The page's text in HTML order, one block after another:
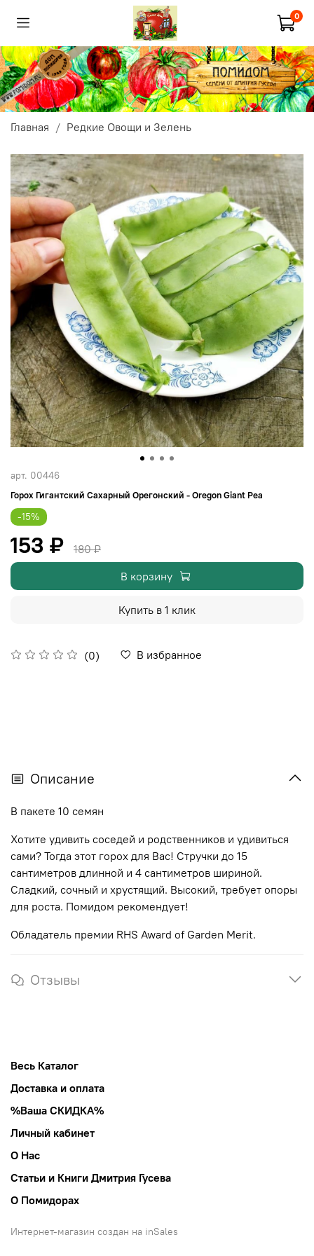
0
Главная Редкие Овощи и Зелень
арт. 00446
Горох Гигантский Сахарный Орегонский - Oregon Giant Pea
(0) В избранное
-15%
153 ₽
180 ₽
В корзину
Купить в 1 клик
Описание
В пакете 10 семян
Хотите удивить соседей и родственников и удивиться
сами? Тогда этот горох для Вас! Стручки до 15
сантиметров длинной и 4 сантиметров шириной.
Сладкий, сочный и хрустящий. Высокий, требует опоры
для роста. Помидом рекомендует!
Обладатель премии RHS Award of Garden Merit.
Отзывы
Весь Каталог
Доставка и оплата
%Ваша СКИДКА%
Личный кабинет
О Нас
Статьи и Книги Дмитрия Гусева
О Помидорах
Интернет-магазин создан на inSales